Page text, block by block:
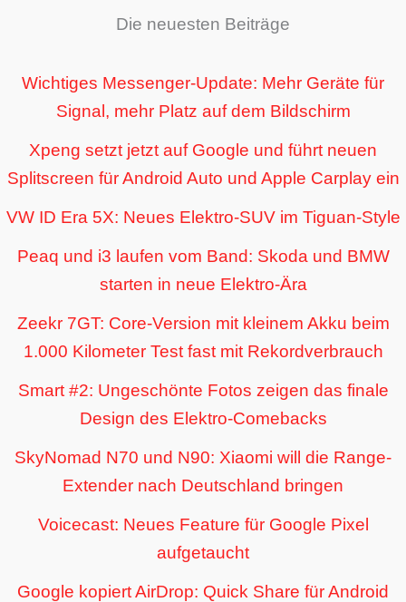
Die neuesten Beiträge
Wichtiges Messenger-Update: Mehr Geräte für
Signal, mehr Platz auf dem Bildschirm
Xpeng setzt jetzt auf Google und führt neuen
Splitscreen für Android Auto und Apple Carplay ein
VW ID Era 5X: Neues Elektro-SUV im Tiguan-Style
Peaq und i3 laufen vom Band: Skoda und BMW
starten in neue Elektro-Ära
Zeekr 7GT: Core-Version mit kleinem Akku beim
1.000 Kilometer Test fast mit Rekordverbrauch
Smart #2: Ungeschönte Fotos zeigen das finale
Design des Elektro-Comebacks
SkyNomad N70 und N90: Xiaomi will die Range-
Extender nach Deutschland bringen
Voicecast: Neues Feature für Google Pixel
aufgetaucht
Google kopiert AirDrop: Quick Share für Android